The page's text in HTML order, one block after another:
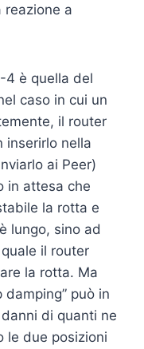
reazione a
4 è quella del
caso in cui un
il router
inserirlo nella
ai Peer)
in attesa che
la rotta e
lungo, sino ad
il router
la rotta. Ma
damping” può in
di quanti ne
le due posizioni